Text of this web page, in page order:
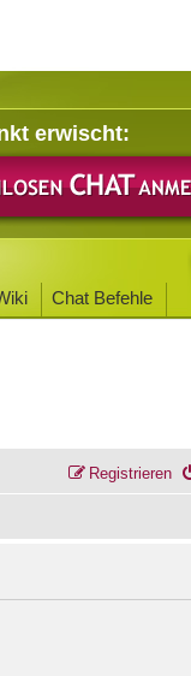
erwischt:
Chat Befehle
Registrieren